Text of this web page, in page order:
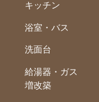
キッチン
浴室・バス
洗面台
給湯器・ガス
増改築